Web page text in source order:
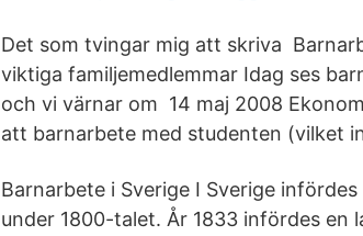
Det som tvingar mig att skriva
viktiga familjemedlemmar Idag ses
och vi värnar om 14 maj 2008
att barnarbete med studenten (vilket
Barnarbete i Sverige I Sverige
under 1800-talet. År 1833 infördes en